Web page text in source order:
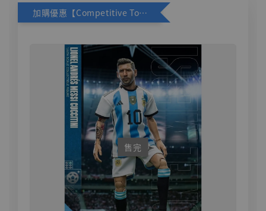
加購優惠【Competitive Toys 梅西 [CM001]】
售完